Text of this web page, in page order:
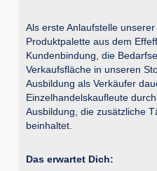
Als erste Anlaufstelle
Produktpalette aus dem
Kundenbindung, die
Verkaufsfläche in unseren
Ausbildung als Verkäufer
Einzelhandelskaufleute
Ausbildung, die zusätzliche
beinhaltet.
Das erwartet Dich: